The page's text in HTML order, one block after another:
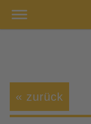
« zurück